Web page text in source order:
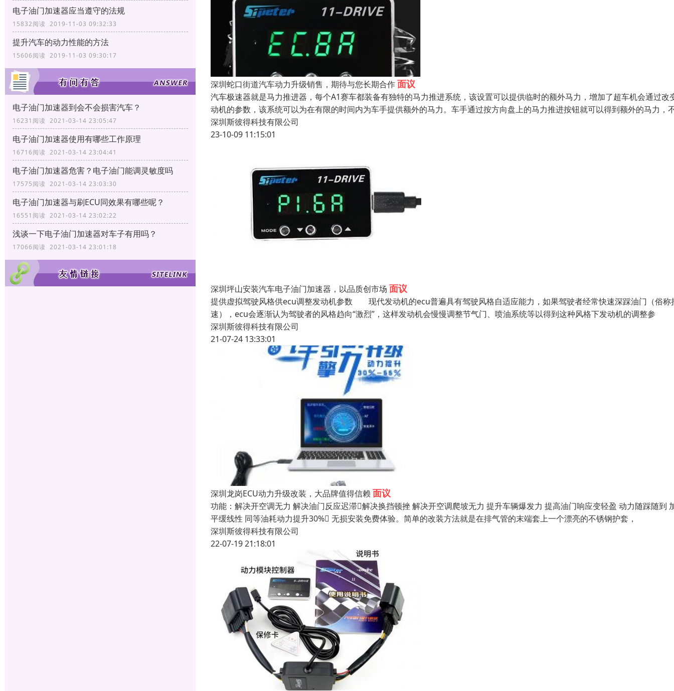
电子油门加速器应当遵守的法规
15832阅读 2019-11-03 09:32:33
提升汽车的动力性能的方法
15606阅读 2019-11-03 09:30:17
电子油门加速器到会不会损害汽车？
16231阅读 2021-03-14 23:05:47
电子油门加速器使用有哪些工作原理
16716阅读 2021-03-14 23:04:41
电子油门加速器危害？电子油门能调灵敏度吗
17575阅读 2021-03-14 23:03:30
电子油门加速器与刷ECU同效果有哪些呢？
16551阅读 2021-03-14 23:02:22
浅谈一下电子油门加速器对车子有用吗？
17066阅读 2021-03-14 23:01:18
深圳蛇口街道汽车动力升级销售，期待与您长期合作面议
汽车极速器就是马力推进器，每个A1赛车都装备有独特的马力推进系统，该设置可以提供临时的额外马力，增加了超车机会通过改
动机的参数，该系统可以为在有限的时间内为车手提供额外的马力。车手通过按方向盘上的马力推进按钮就可以得到额外的马力，
深圳斯彼得科技有限公司
23-10-09 11:15:01
深圳坪山安装汽车电子油门加速器，以品质创市场 面议
提供虚拟驾驶风格供ecu调整发动机参数 现代发动机的ecu普遍具有驾驶风格自适应能力，如果驾驶者经常快速深踩油门（俗称
速），ecu会逐渐认为驾驶者的风格趋向“激烈”，这样发动机会慢慢调整节气门、喷油系统等以得到这种风格下发动机的调整参
深圳斯彼得科技有限公司
21-07-24 13:33:01
深圳龙岗ECU动力升级改装，大品牌值得信赖 面议
功能：解决开空调无力 解决油门反应迟滞解决换挡顿挫 解决开空调爬坡无力 提升车辆爆发力 提高油门响应变轻盈 动力随踩随到
平缓线性 同等油耗动力提升30% 无损安装免费体验。简单的改装方法就是在排气管的末端套上一个漂亮的不锈钢护套，
深圳斯彼得科技有限公司
22-07-19 21:18:01